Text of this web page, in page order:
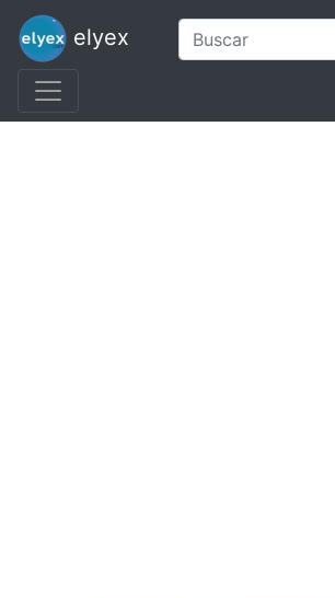
elyex